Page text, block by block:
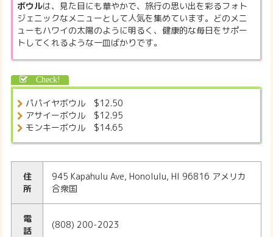
ボウルは、見た目にも華やかで、旅行の思い出を彩るフォト
ジェニックなメニューとして人気を集めています。どのメニ
ューもハワイの太陽のように明るく、健康的な毎日をサポー
トしてくれるような一皿ばかりです。
パパイヤボウル $12.50
アサイーボウル $12.95
モンキーボウル $14.65
住
所
945 Kapahulu Ave, Honolulu, HI 96816 アメリカ
合衆国
電
話
(808) 200-2023